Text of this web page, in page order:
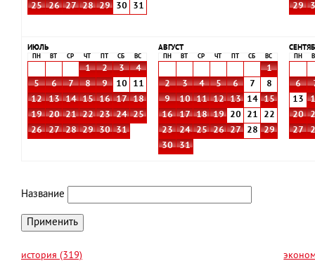
25
26 27 28 29 30 31
29
ИЮЛЬ
ПН ВТ СР ЧТ СБ ВС
1 2 3
4
5
6 7 8 9 10
11
12
13 14 15 16 17
18
19
20 21 22 23 24
25
26
27 28 29 30 31
АВГУСТ
ПН ВТ СР ЧТ СБ ВС
1
2
3 4 5 6 7
8
9
10 11 12 13 14
15
16
17 18 19 20 21
22
23
24 25 26 27 28
29
30
31
ПН
6
13
20
27
Название
история (319)